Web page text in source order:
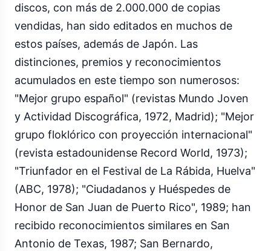
discos, con más de 2.000.000 de copias
vendidas, han sido editados en muchos de
estos países, además de Japón. Las
distinciones, premios y reconocimientos
acumulados en este tiempo son numerosos:
"Mejor grupo español" (revistas Mundo Joven
y Actividad Discográfica, 1972, Madrid); "Mejor
grupo floklórico con proyección internacional"
(revista estadounidense Record World, 1973);
"Triunfador en el Festival de La Rábida, Huelva"
(ABC, 1978); "Ciudadanos y Huéspedes de
Honor de San Juan de Puerto Rico", 1989; han
recibido reconocimientos similares en San
Antonio de Texas, 1987; San Bernardo,